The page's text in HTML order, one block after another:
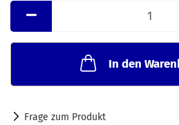
Stück
In den
Frage zum Produkt